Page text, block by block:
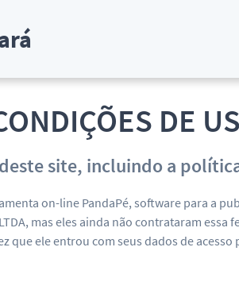
DE
site, incluindo a
on-line PandaPé, software para a
mas eles ainda não contrataram
ele entrou com seus dados de acesso